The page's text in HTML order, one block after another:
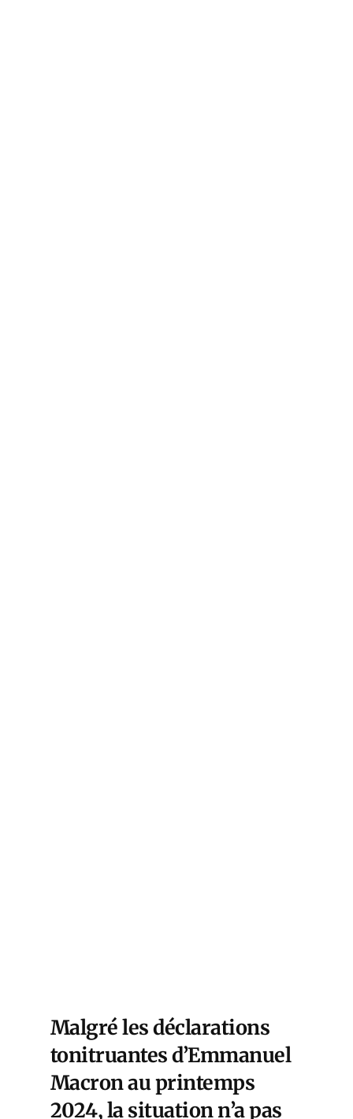
Malgré les déclarations
tonitruantes d’Emmanuel
Macron au printemps
2024, la situation n’a pas